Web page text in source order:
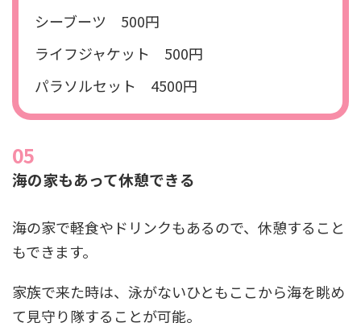
シーブーツ 500円
ライフジャケット 500円
パラソルセット 4500円
海の家もあって休憩できる
海の家で軽食やドリンクもあるので、休憩すること
もできます。
家族で来た時は、泳がないひともここから海を眺め
て見守り隊することが可能。